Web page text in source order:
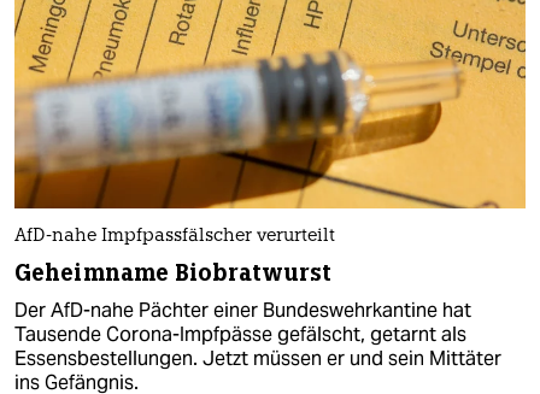
AfD-nahe Impfpassfälscher verurteilt
Geheimname Biobratwurst
Der AfD-nahe Pächter einer Bundeswehrkantine hat
Tausende Corona-Impfpässe gefälscht, getarnt als
Essensbestellungen. Jetzt müssen er und sein Mittäter
ins Gefängnis.